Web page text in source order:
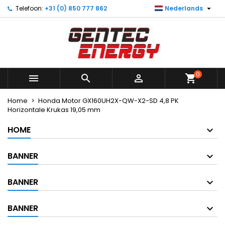
Telefoon: +31 (0) 850 777 862 Nederlands 
   shopping_cart0
Home
Honda Motor GX160UH2X-QW-X2-SD 4,8 PK
Horizontale Krukas 19,05 mm
HOME
BANNER
BANNER
BANNER
Mijn verlanglijst ×
Maak nieuwe lijst
Maak een verlanglijst ×
Verlanglijst naam
Annuleren Maak een verlanglijst
Inloggen ×
U moet ingelogd zijn om producten in uw verlanglijst
Inloggen